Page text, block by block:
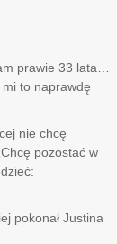
prawie 33 lata…
mi to naprawdę
nie chcę
pozostać w
pokonał Justina